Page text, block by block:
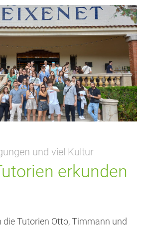
und viel Kultur
erkunden
die Tutorien Otto, Timmann und